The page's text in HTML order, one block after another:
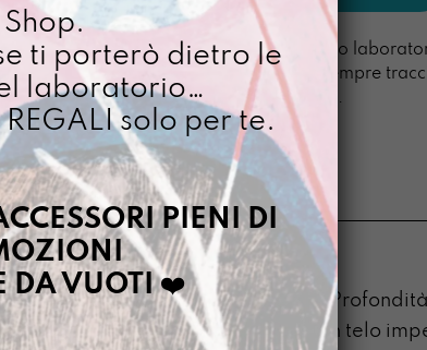
Cuciamo ogni ordine nel nostro
4/5 giorni lavorativi, pacco sempre
importo superiore ai 100 euro.
Dettagli prodotto
12,5 x 18,5 x 0,6
Larghezza x Altezza x Profondità
Materiale: Prodotto con telo
Shop.
ti porterò dietro le
laboratorio…
solo per te.
PIENI DI
DA VUOTI❤️